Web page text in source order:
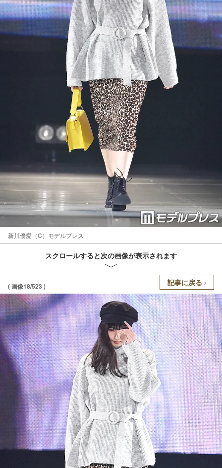
新川優愛（C）モデルプレス
スクロールすると次の画像が表示されます
( 画像18/523 ) 記事に戻る